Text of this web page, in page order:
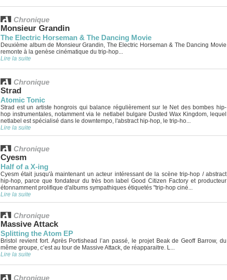
Chronique
Monsieur Grandin
The Electric Horseman & The Dancing Movie
Deuxième album de Monsieur Grandin, The Electric Horseman & The Dancing Movie
remonte à la genèse cinématique du trip-hop...
Lire la suite
Chronique
Strad
Atomic Tonic
Strad est un artiste hongrois qui balance régulièrement sur le Net des bombes hip-
hop instrumentales, notamment via le netlabel bulgare Dusted Wax Kingdom, lequel
netlabel est spécialisé dans le downtempo, l'abstract hip-hop, le trip-ho...
Lire la suite
Chronique
Cyesm
Half of a X-ing
Cyesm était jusqu'à maintenant un acteur intéressant de la scène trip-hop / abstract
hip-hop, parce que fondateur du très bon label Good Citizen Factory et producteur
étonnamment prolifique d'albums sympathiques étiquetés "trip-hop ciné...
Lire la suite
Chronique
Massive Attack
Splitting the Atom EP
Bristol revient fort. Après Portishead l’an passé, le projet Beak de Geoff Barrow, du
même groupe, c’est au tour de Massive Attack, de réapparaitre. L...
Lire la suite
Chronique